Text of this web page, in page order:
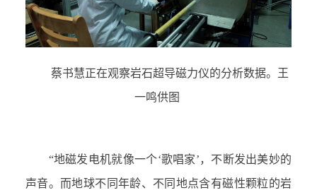
蔡书慧正在观察岩石超导磁力仪的分析数据。王
一鸣供图
“地磁发电机就像一个‘歌唱家’，不断发出美妙的
声音。而地球不同年龄、不同地点含有磁性颗粒的岩